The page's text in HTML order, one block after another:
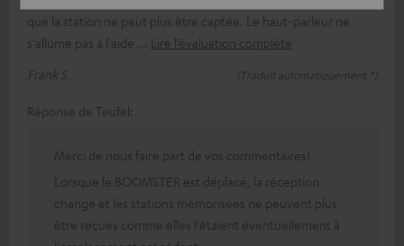
que la station ne peut plus être captée. Le haut-parleur ne
s'allume pas à l'aide
Lire l’évaluation complète
Frank S.
(Traduit automatiquement *)
Réponse de Teufel:
Merci de nous faire part de vos commentaires!
Lorsque le BOOMSTER est déplacé, la réception
change et les stations mémorisées ne peuvent plus
être reçues comme elles l'étaient éventuellement à